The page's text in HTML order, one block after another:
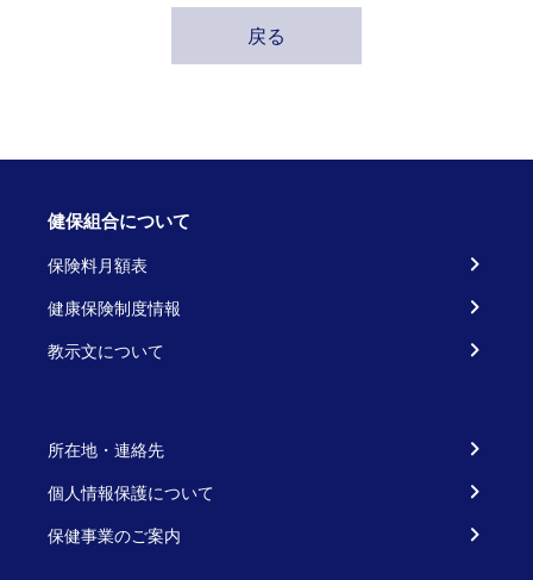
戻る
健保組合について
保険料月額表
健康保険制度情報
教示文について
所在地・連絡先
個人情報保護について
保健事業のご案内